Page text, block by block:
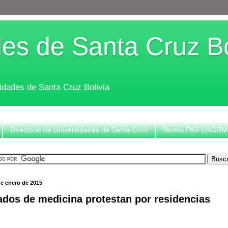
de Santa Cruz
de Santa Cruz Bolivia
Directorio de Universidades de Santa Cruz Textos PAB UAGRM
enero de 2015
de medicina protestan por residencias